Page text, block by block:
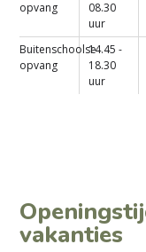
opvang
08.30
uur
Buitenschoolse
opvang
14.45 -
18.30
uur
vakanties